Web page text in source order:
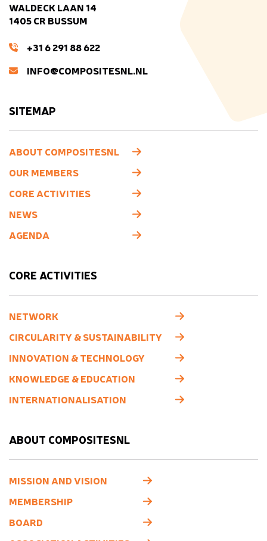
WALDECK LAAN 14
1405 CR BUSSUM
+31 6 291 88 622
INFO@COMPOSITESNL.NL
SITEMAP
ABOUT COMPOSITESNL
OUR MEMBERS
CORE ACTIVITIES
NEWS
AGENDA
CORE ACTIVITIES
NETWORK
CIRCULARITY & SUSTAINABILITY
INNOVATION & TECHNOLOGY
KNOWLEDGE & EDUCATION
INTERNATIONALISATION
ABOUT COMPOSITESNL
MISSION AND VISION
MEMBERSHIP
BOARD